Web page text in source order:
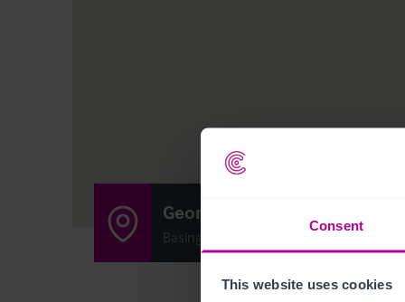
Consent
This website uses cookies
George & Horn
Basingstoke Road, Kingsclere, Hampshire